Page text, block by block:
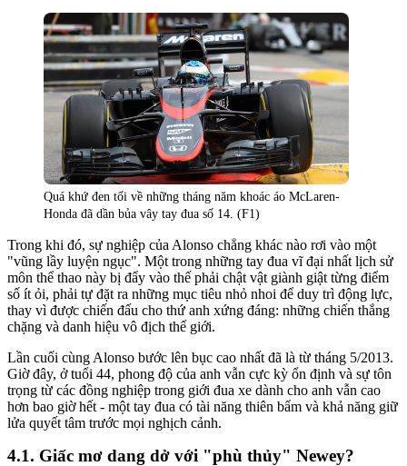
Quá khứ đen tối về những tháng năm khoác áo McLaren-
Honda đã dần bủa vây tay đua số 14. (F1)
Trong khi đó, sự nghiệp của Alonso chẳng khác nào rơi vào một
"vũng lầy luyện ngục". Một trong những tay đua vĩ đại nhất lịch sử
môn thể thao này bị đẩy vào thế phải chật vật giành giật từng điểm
số ít ỏi, phải tự đặt ra những mục tiêu nhỏ nhoi để duy trì động lực,
thay vì được chiến đấu cho thứ anh xứng đáng: những chiến thắng
chặng và danh hiệu vô địch thế giới.
Lần cuối cùng Alonso bước lên bục cao nhất đã là từ tháng 5/2013.
Giờ đây, ở tuổi 44, phong độ của anh vẫn cực kỳ ổn định và sự tôn
trọng từ các đồng nghiệp trong giới đua xe dành cho anh vẫn cao
hơn bao giờ hết - một tay đua có tài năng thiên bẩm và khả năng giữ
lửa quyết tâm trước mọi nghịch cảnh.
Giấc mơ dang dở với "phù thủy" Newey?